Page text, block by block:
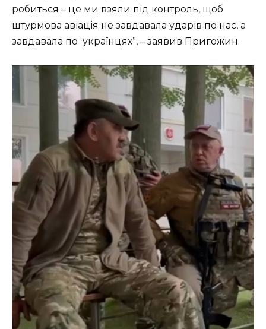
робиться – це ми взяли під контроль, щоб
штурмова авіація не завдавала ударів по нас, а
завдавала по українцях”, – заявив Пригожин.